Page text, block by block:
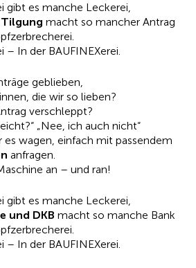
gibt es manche Leckerei,
macht so mancher Antrag
– In der BAUFINEXerei.
geblieben,
die wir so lieben?
verschleppt?
„Nee, ich auch nicht“
es wagen, einfach mit passendem
anfragen.
an – und ran!
gibt es manche Leckerei,
und DKB macht so manche Bank
– In der BAUFINEXerei.